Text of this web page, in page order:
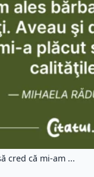
cred că mi-am ...